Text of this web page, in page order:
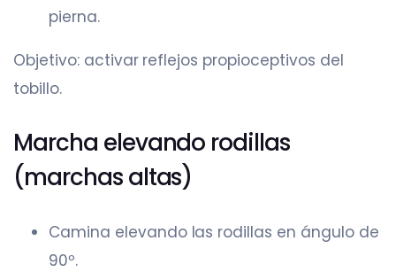
pierna.
Objetivo: activar reflejos propioceptivos del
tobillo.
Marcha elevando rodillas
(marchas altas)
Camina elevando las rodillas en ángulo de
90º.